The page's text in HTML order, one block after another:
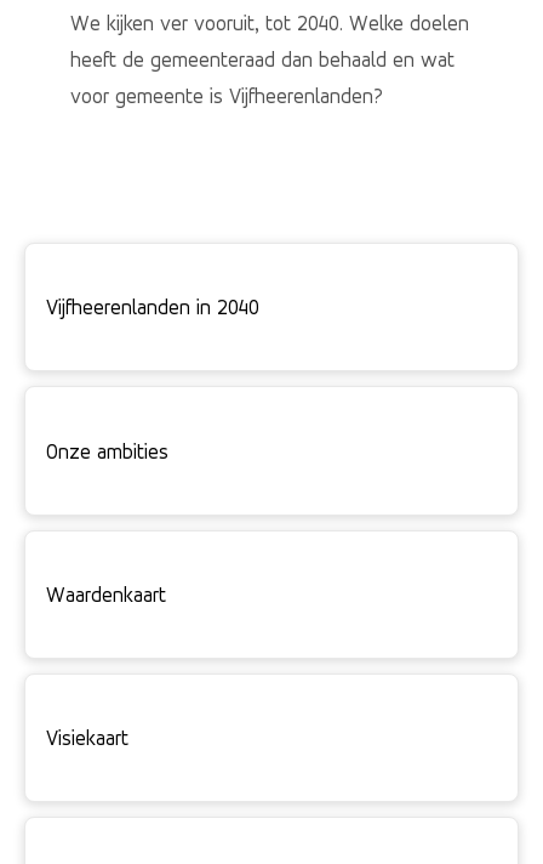
We kijken ver vooruit, tot 2040. Welke doelen
heeft de gemeenteraad dan behaald en wat
voor gemeente is Vijfheerenlanden?
Vijfheerenlanden in 2040
Onze ambities
Waardenkaart
Visiekaart